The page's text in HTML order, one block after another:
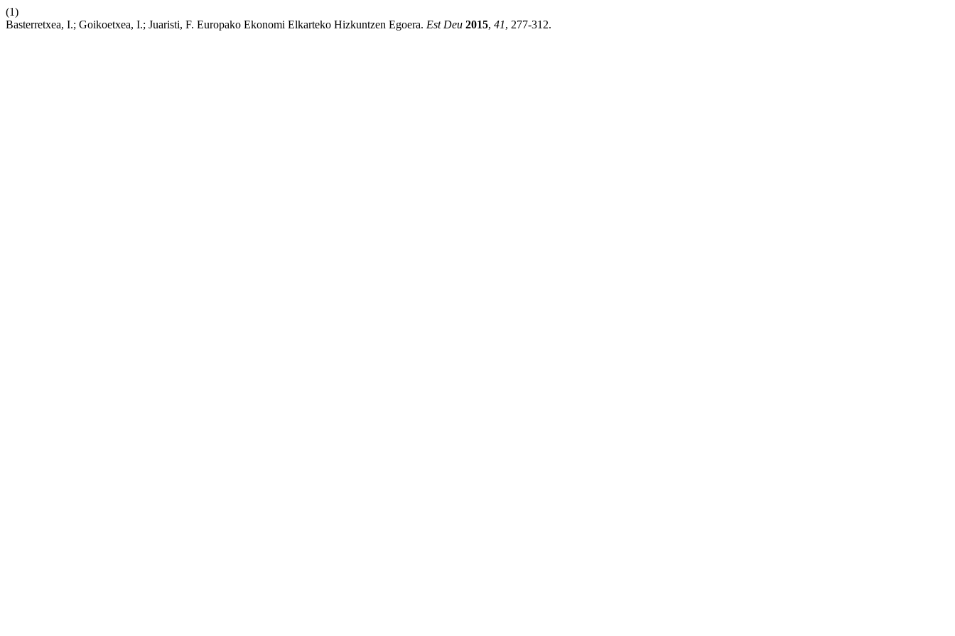
(1)
Basterretxea, I.; Goikoetxea, I.; Juaristi, F. Europako Ekonomi Elkarteko Hizkuntzen Egoera. Est Deu 2015, 41, 277-312.